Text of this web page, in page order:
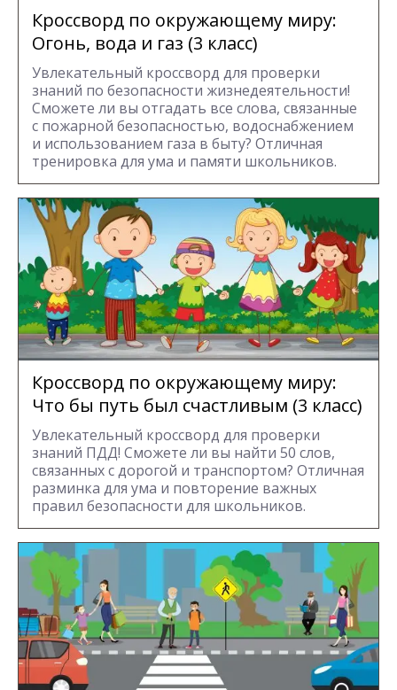
Кроссворд по окружающему миру:
Огонь, вода и газ (3 класс)
Увлекательный кроссворд для проверки
знаний по безопасности жизнедеятельности!
Сможете ли вы отгадать все слова, связанные
с пожарной безопасностью, водоснабжением
и использованием газа в быту? Отличная
тренировка для ума и памяти школьников.
Кроссворд по окружающему миру:
Что бы путь был счастливым (3 класс)
Увлекательный кроссворд для проверки
знаний ПДД! Сможете ли вы найти 50 слов,
связанных с дорогой и транспортом? Отличная
разминка для ума и повторение важных
правил безопасности для школьников.